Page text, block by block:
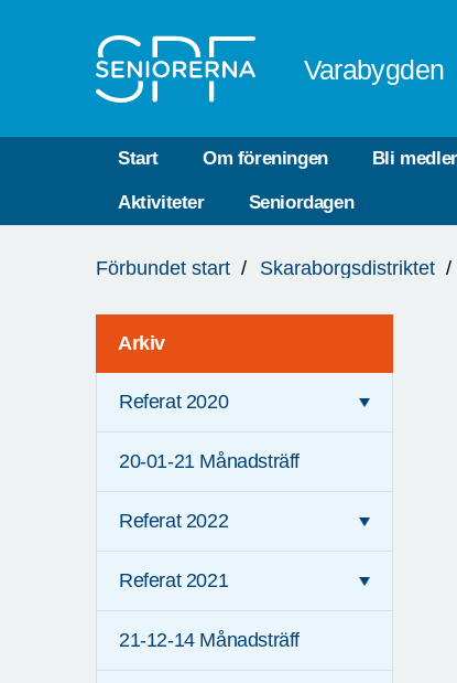
Varabygden
Start Om föreningen Bli
Aktiviteter Seniordagen
är
Förbundet start Skaraborgsdistriktet
Arkiv
Referat 2020
20-01-21 Månadsträff
Referat 2022
Referat 2021
21-12-14 Månadsträff